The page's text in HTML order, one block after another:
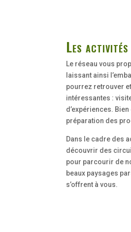
Les
Le réseau vous
laissant ainsi
pourrez retrouver
intéressantes :
d’expériences.
préparation des
Dans le cadre des
découvrir des
pour parcourir de
beaux paysages
s’offrent à vous.